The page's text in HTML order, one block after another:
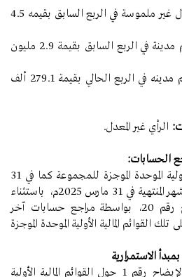
- تكوين مخصص هبوط أصول غير ملموسة في الربع السابق بقيمه 4.5
- تكوين مخصص هبوط ذمم مدينة في الربع السابق بقيمة 2.9 مليون
- تكوين مخصص هبوط ذمم مدينه في الربع الحالي بقيمة 279.1 ألف
الرأي غير المعدل.
الحسابات:
تم فحص القوائم المالية الأولية الموحدة الموجزة للمجموعة كما في 31
مارس 2025م ولفترة الثلاثة أشهر المنتهية في 31 مارس 2025م، باستثناء
التعديلات الواردة في الإيضاح رقم 20، بواسطة مراجع حسابات آخر
القوائم المالية الأولية الموحدة الموجزة
تود الشركة لفت الانتباه إلى الإيضاح رقم 1 حول القوائم المالية الأولية